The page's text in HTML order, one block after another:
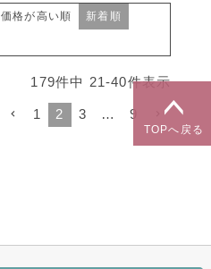
価格が高い順 新着順
179件中 21 -40件表示
1 2 3 … 9
TOPへ戻る